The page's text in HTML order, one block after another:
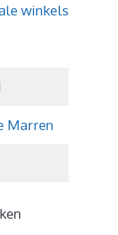
winkels
Marren